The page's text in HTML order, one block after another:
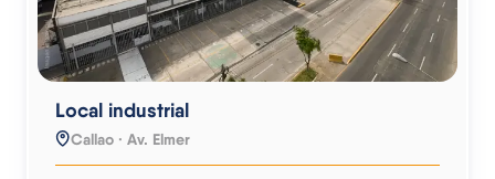
Local industrial
Callao · Av. Elmer